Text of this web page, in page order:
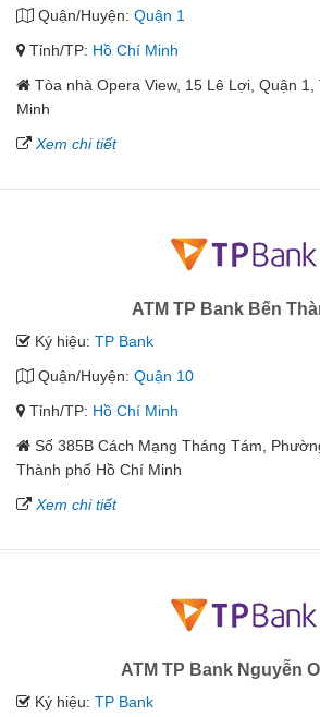
Quận/Huyện: Quận 1
Tỉnh/TP: Hồ Chí Minh
Tòa nhà Opera View, 15 Lê Lợi, Quận
Minh
Xem chi tiết
ATM TP Bank Bến
Ký hiệu: TP Bank
Quận/Huyện: Quận 10
Tỉnh/TP: Hồ Chí Minh
Số 385B Cách Mạng Tháng Tám,
Thành phố Hồ Chí Minh
Xem chi tiết
ATM TP Bank Nguyễn
Ký hiệu: TP Bank